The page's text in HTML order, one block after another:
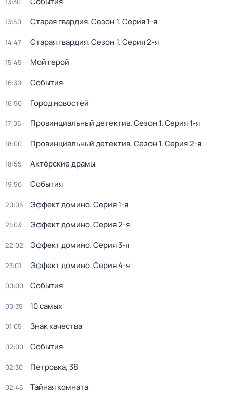
13:50 Старая гвардия. Сезон 1. Серия 1-я
14:47 Старая гвардия. Сезон 1. Серия 2-я
15:45 Мой герой
16:30 События
16:50 Город новостей
17:05 Провинциальный детектив. Сезон 1. Серия 1-я
18:00 Провинциальный детектив. Сезон 1. Серия 2-я
18:55 Актёрские драмы
19:50 События
20:05 Эффект домино. Серия 1-я
21:03 Эффект домино. Серия 2-я
22:02 Эффект домино. Серия 3-я
23:01 Эффект домино. Серия 4-я
00:00 События
00:35 10 самых
01:05 Знак качества
02:00 События
02:30 Петровка, 38
02:45 Тайная комната